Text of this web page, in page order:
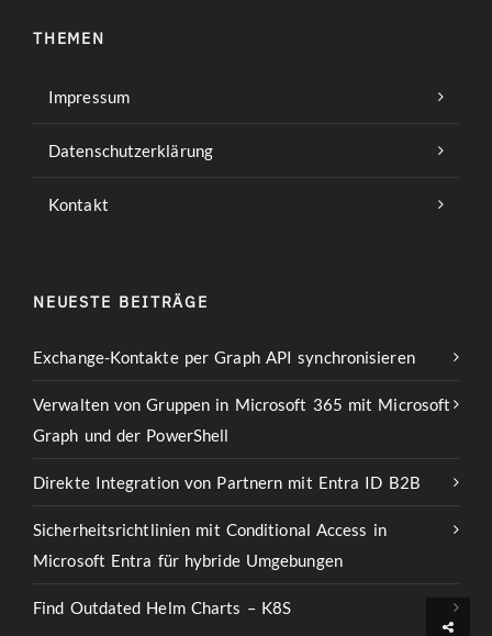
THEMEN
Impressum
Datenschutzerklärung
Kontakt
NEUESTE BEITRÄGE
Exchange-Kontakte per Graph API synchronisieren
Verwalten von Gruppen in Microsoft 365 mit Microsoft
Graph und der PowerShell
Direkte Integration von Partnern mit Entra ID B2B
Sicherheitsrichtlinien mit Conditional Access in
Microsoft Entra für hybride Umgebungen
Find Outdated Helm Charts – K8S